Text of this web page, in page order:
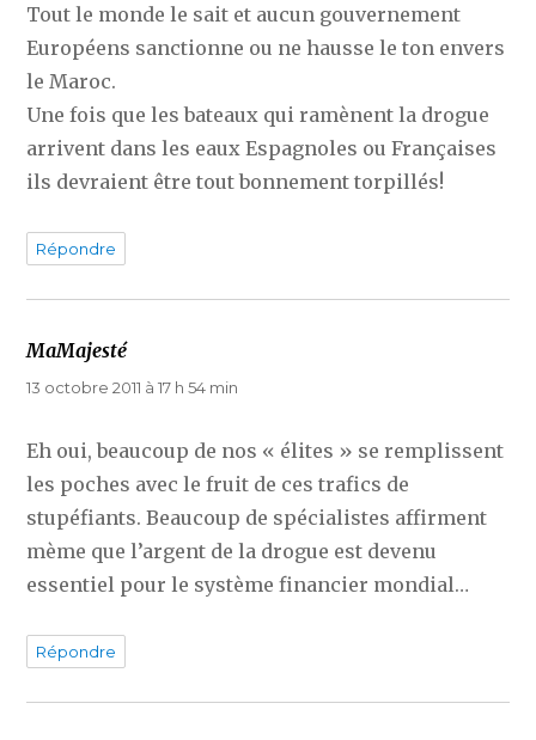
Tout le monde le sait et aucun gouvernement
Européens sanctionne ou ne hausse le ton envers
le Maroc.
Une fois que les bateaux qui ramènent la drogue
arrivent dans les eaux Espagnoles ou Françaises
ils devraient être tout bonnement torpillés!
Répondre
MaMajestédit :
13 octobre 2011 à 17 h 54 min
Eh oui, beaucoup de nos « élites » se remplissent
les poches avec le fruit de ces trafics de
stupéfiants. Beaucoup de spécialistes affirment
mème que l’argent de la drogue est devenu
essentiel pour le système financier mondial…
Répondre